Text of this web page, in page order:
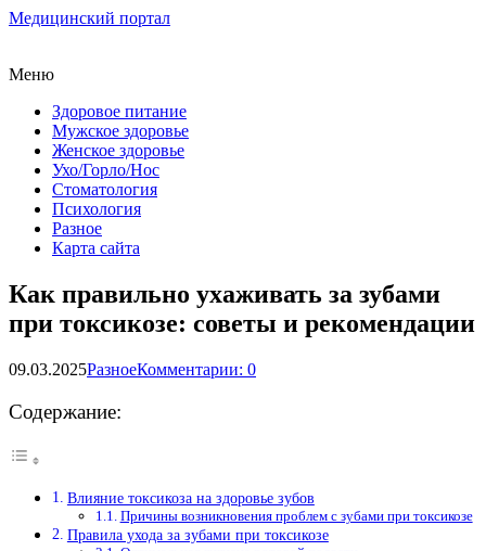
Медицинский портал
Меню
Здоровое питание
Мужское здоровье
Женское здоровье
Ухо/Горло/Нос
Стоматология
Психология
Разное
Карта сайта
Как правильно ухаживать за зубами
при токсикозе: советы и рекомендации
09.03.2025РазноеКомментарии: 0
Содержание:
Влияние токсикоза на здоровье зубов
Причины возникновения проблем с зубами при токсикозе
Правила ухода за зубами при токсикозе